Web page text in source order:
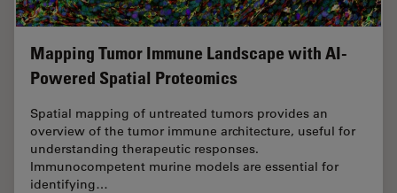
Mapping Tumor Immune Landscape with AI-
Powered Spatial Proteomics
Spatial mapping of untreated tumors provides an
overview of the tumor immune architecture, useful for
understanding therapeutic responses.
Immunocompetent murine models are essential for
identifying…